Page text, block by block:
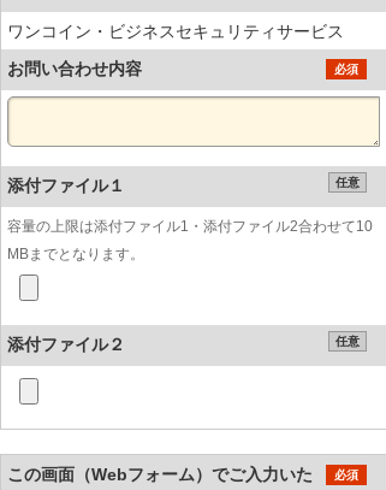
ワンコイン・ビジネスセキュリティサービス
お問い合わせ内容
必須
添付ファイル１ 任意
容量の上限は添付ファイル1・添付ファイル2合わせて10
MBまでとなります。
添付ファイル２ 任意
この画面（Webフォーム）でご入力いた
必須